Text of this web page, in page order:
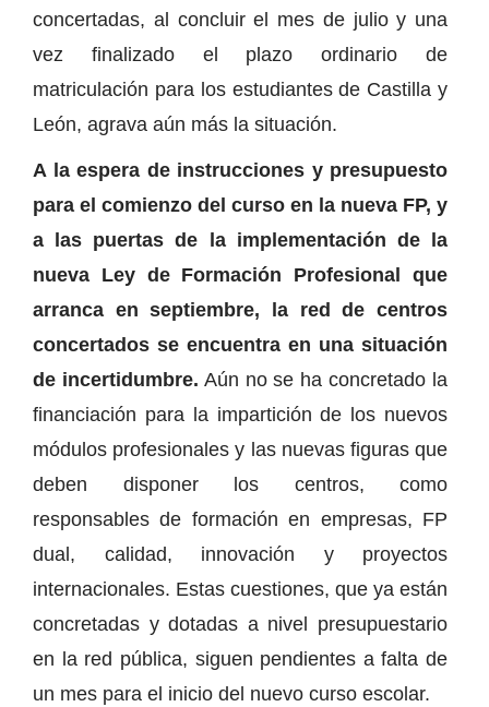
concertadas, al concluir el mes de julio y una
vez finalizado el plazo ordinario de
matriculación para los estudiantes de Castilla y
León, agrava aún más la situación.
A la espera de instrucciones y presupuesto
para el comienzo del curso en la nueva FP, y
a las puertas de la implementación de la
nueva Ley de Formación Profesional que
arranca en septiembre, la red de centros
concertados se encuentra en una situación
de incertidumbre. Aún no se ha concretado la
financiación para la impartición de los nuevos
módulos profesionales y las nuevas figuras que
deben disponer los centros, como
responsables de formación en empresas, FP
dual, calidad, innovación y proyectos
internacionales. Estas cuestiones, que ya están
concretadas y dotadas a nivel presupuestario
en la red pública, siguen pendientes a falta de
un mes para el inicio del nuevo curso escolar.